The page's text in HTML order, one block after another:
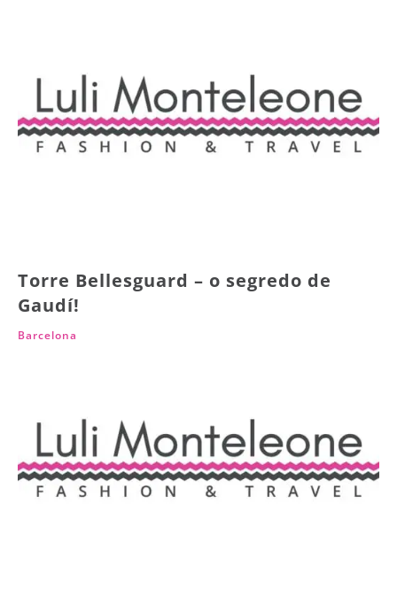
Torre Bellesguard – o segredo de
Gaudí!
Barcelona